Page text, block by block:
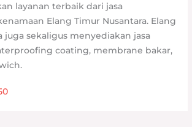
layanan terbaik dari jasa
Elang Timur Nusantara. Elang
juga sekaligus menyediakan jasa
coating, membrane bakar,